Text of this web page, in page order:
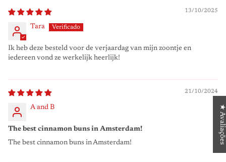
13/10/2025
Tara
Ik heb deze besteld voor de verjaardag van mijn zoontje en
iedereen vond ze werkelijk heerlijk!
21/10/2024
A and B
The best cinnamon buns in Amsterdam!
The best cinnamon buns in Amsterdam!
★ Avaliações